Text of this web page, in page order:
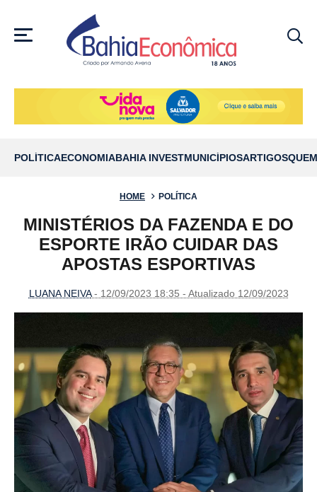
MENU
POLÍTICAECONOMIABAHIA INVESTMUNICÍPIOSARTIGOS
HOME POLÍTICA
MINISTÉRIOS DA FAZENDA E DO
ESPORTE IRÃO CUIDAR DAS
APOSTAS ESPORTIVAS
LUANA NEIVA- 12/09/2023 18:35 - Atualizado 12/09/2023